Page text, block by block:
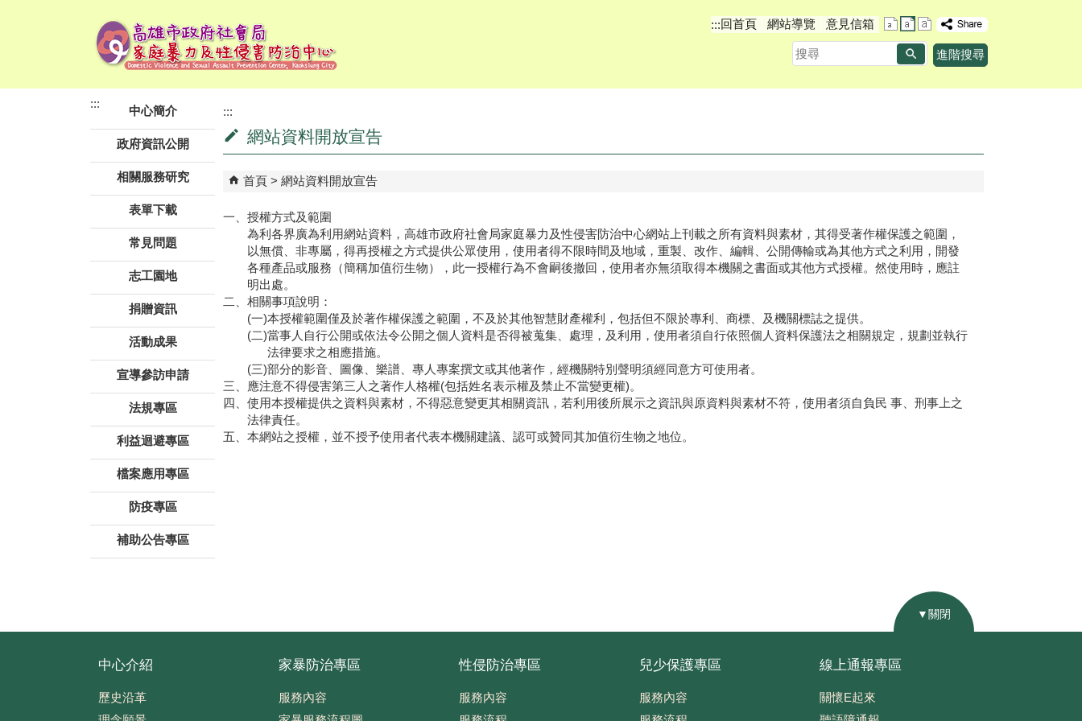
:::回首頁 網站導覽
意見信箱
搜
尋
進階搜尋
:::
中心簡介
政府資訊公開
相關服務研究
表單下載
常見問題
志工園地
捐贈資訊
活動成果
宣導參訪申請
法規專區
利益迴避專區
檔案應用專區
防疫專區
補助公告專區
:::
網站資料開放宣告
首頁 網站資料開放宣告
一、 授權方式及範圍
為利各界廣為利用網站資料，高雄市政府社會局家庭暴力及性侵害防治中心網站上刊載之所有資料與素材，其得受著作權保護之範圍，
以無償、非專屬，得再授權之方式提供公眾使用，使用者得不限時間及地域，重製、改作、編輯、公開傳輸或為其他方式之利用，開發
各種產品或服務（簡稱加值衍生物），此一授權行為不會嗣後撤回，使用者亦無須取得本機關之書面或其他方式授權。然使用時，應註
明出處。
二、 相關事項說明：
(一)本授權範圍僅及於著作權保護之範圍，不及於其他智慧財產權利，包括但不限於專利、商標、及機關標誌之提供。
(二)當事人自行公開或依法令公開之個人資料是否得被蒐集、處理，及利用，使用者須自行依照個人資料保護法之相關規定，規劃並執行
法律要求之相應措施。
(三)部分的影音、圖像、樂譜、專人專案撰文或其他著作，經機關特別聲明須經同意方可使用者。
三、
應注意不得侵害第三人之著作人格權(包括姓名表示權及禁止不當變更權)。
四、 使用本授權提供之資料與素材，不得惡意變更其相關資訊，若利用後所展示之資訊與原資料與素材不符，使用者須自負民 事、刑事上之
法律責任。
五、 本網站之授權，並不授予使用者代表本機關建議、認可或贊同其加值衍生物之地位。
▼關閉
中心介紹
歷史沿革
家暴防治專區
服務內容
性侵防治專區
服務內容
兒少保護專區
服務內容
線上通報專區
關懷E起來